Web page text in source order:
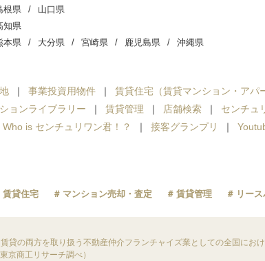
根県 山口県
知県
本県 大分県 宮崎県 鹿児島県 沖縄県
事業投資用物件 賃貸住宅（賃貸マンション・アパ
ョンライブラリー 賃貸管理 店舗検索 センチュ
Who is センチュリワン君！？ 接客グランプリ
賃貸住宅 マンション売却・査定 賃貸管理 リー
貸の両方を取り扱う不動産仲介フランチャイズ業としての全国にお
京商工リサーチ調べ）